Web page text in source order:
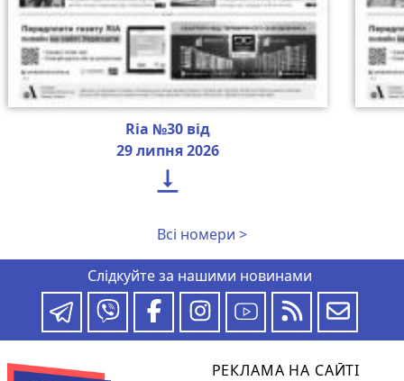
Ria №30 від
29 липня 2026

Всі номери >
Слідкуйте за нашими новинами
РЕКЛАМА НА САЙТІ